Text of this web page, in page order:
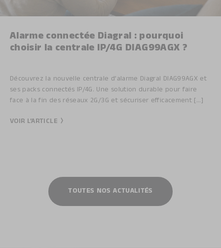
Alarme connectée Diagral : pourquoi
choisir la centrale IP/4G DIAG99AGX ?
Découvrez la nouvelle centrale d’alarme Diagral DIAG99AGX et
ses packs connectés IP/4G. Une solution durable pour faire
face à la fin des réseaux 2G/3G et sécuriser efficacement [...]
VOIR L’ARTICLE
TOUTES NOS ACTUALITÉS